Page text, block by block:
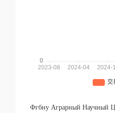
Фгбну Аграрный Научный